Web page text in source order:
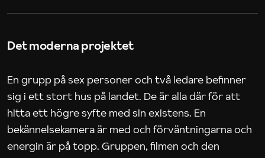
Det moderna projektet
En grupp på sex personer och två ledare befinner
sig i ett stort hus på landet. De är alla där för att
hitta ett högre syfte med sin existens. En
bekännelsekamera är med och förväntningarna och
energin är på topp. Gruppen, filmen och den